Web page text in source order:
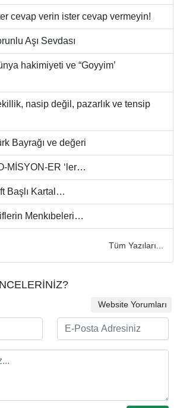
cevap verin ister cevap vermeyin!
Aşı Sevdası
hakimiyeti ve “Goyyim’
nasip değil, pazarlık ve tensip
Bayrağı ve değeri
MİSYON-ER ‘ler…
Başlı Kartal…
Menkıbeleri…
Tüm Yazıları...
Website Yorumları